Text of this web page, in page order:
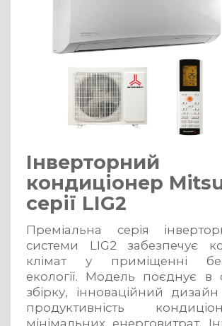
Інверторний
кондиціонер
серії LIG2
Преміальна серія
системи LIG2 забезпечує
клімат у приміщенні
екології. Модель поєднує в
збірку, інноваційний
продуктивність
мінімальних енерговитрат.